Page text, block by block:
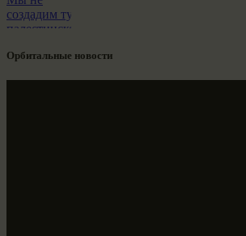
Орбитальные новости